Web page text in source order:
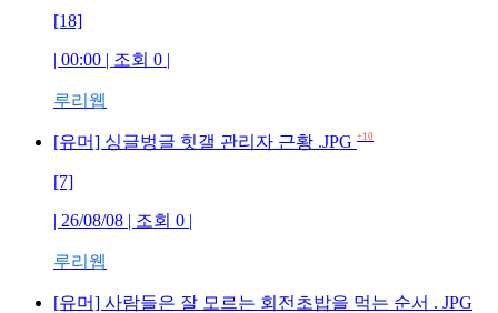
[18]
| 00:00 | 조회 0 |
루리웹
[유머] 싱글벙글 힛갤 관리자 근황 .JPG +10
[7]
| 26/08/08 | 조회 0 |
루리웹
[유머] 사람들은 잘 모르는 회전초밥을 먹는 순서 . JPG